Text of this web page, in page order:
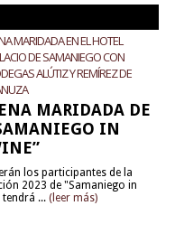
MARIDADA EN EL HOTEL
DE SAMANIEGO CON
ALÚTIZ Y REMÍREZ DE
MARIDADA DE
IN
los participantes de la
2023 de "Samaniego in
... (leer más)